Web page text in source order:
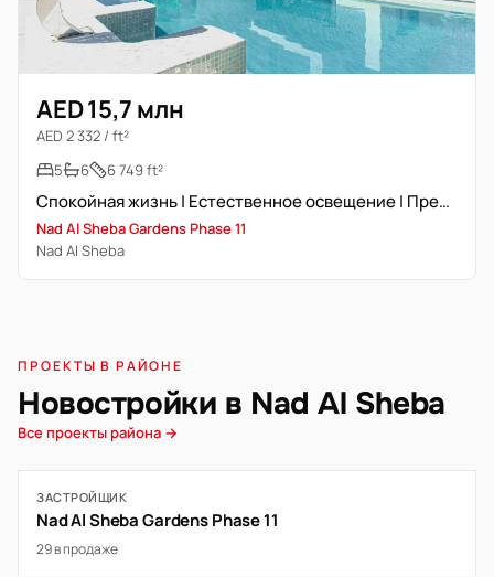
AED 15,7 млн
AED 2 332 / ft²
5
6 6 749 ft²
Спокойная жизнь | Естественное освещение | Премиум класс
Nad Al Sheba Gardens Phase 11
Nad Al Sheba
ПРОЕКТЫ В РАЙОНЕ
Новостройки в Nad Al Sheba
Все проекты района →
ЗАСТРОЙЩИК
Nad Al Sheba Gardens Phase 11
29 в продаже